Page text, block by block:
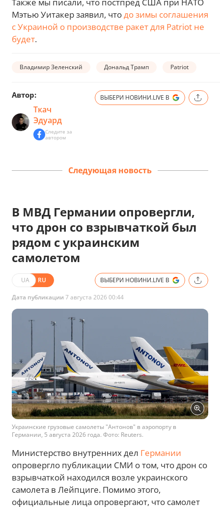
Мэтью Уитакер заявил, чтодо зимы соглашения
с Украиной о производстве ракет для Patriot не
будет.
Владимир Зеленский Дональд Трамп Patriot
Автор:
Ткач
Эдуард
Следите за
автором
ВЫБЕРИ НОВИНИ.LIVE В
Следующая новость
В МВД Германии опровергли,
что дрон со взрывчаткой был
рядом с украинским
самолетом
UA RU ВЫБЕРИ НОВИНИ.LIVE В
Дата публикации 7 августа 2026 00:44
Украинские грузовые самолеты "Антонов" в аэропорту в
Германии, 5 августа 2026 года. Фото: Reuters.
Министерство внутренних дел Германии
опровергло публикации СМИ о том, что дрон со
взрывчаткой находился возле украинского
самолета в Лейпциге. Помимо этого,
официальные лица опровергают, что самолет